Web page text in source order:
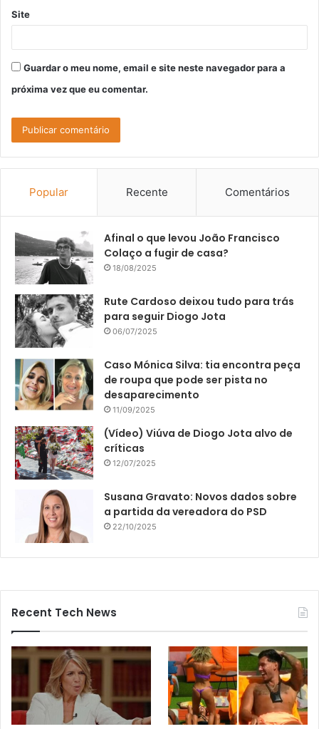
Site
Guardar o meu nome, email e site neste navegador para a
próxima vez que eu comentar.
Popular Recente Comentários
Afinal o que levou João Francisco
Colaço a fugir de casa?
18/08/2025
Rute Cardoso deixou tudo para trás
para seguir Diogo Jota
06/07/2025
Caso Mónica Silva: tia encontra peça
de roupa que pode ser pista no
desaparecimento
11/09/2025
(Vídeo) Viúva de Diogo Jota alvo de
críticas
12/07/2025
Susana Gravato: Novos dados sobre
a partida da vereadora do PSD
22/10/2025
Recent Tech News